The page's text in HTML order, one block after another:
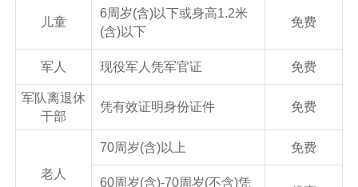
儿童
6周岁(含)以下或身高1.2米
(含)以下
免费
军人 现役军人凭军官证 免费
军队离退休
干部
凭有效证明身份证件 免费
老人
70周岁(含)以上 免费
60周岁(含)-70周岁(不含)凭